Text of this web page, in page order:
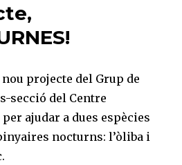
nou projecte del Grup de
secció del Centre
ajudar a dues espècies
nocturns: l’òliba i